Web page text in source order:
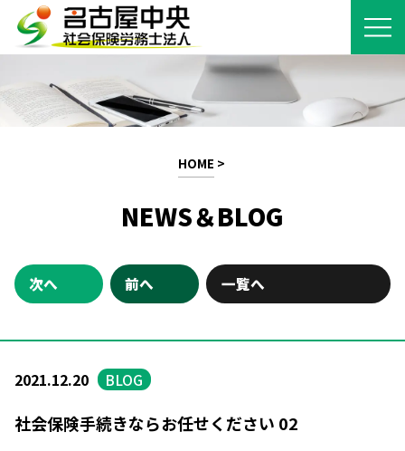
HOME >
NEWS＆BLOG
次へ 前へ 一覧へ
2021.12.20 BLOG
社会保険手続きならお任せください 02